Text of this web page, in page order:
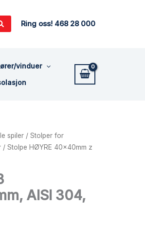
Ring oss! 468 28 000
vinduer
spiler/ Stolper for
/ Stolpe HØYRE 40x40mm z
AISI 304,